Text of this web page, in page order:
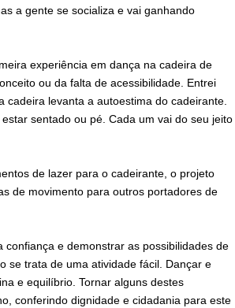
a gente se socializa e vai ganhando
experiência em dança na cadeira de
ou da falta de acessibilidade. Entrei
cadeira levanta a autoestima do cadeirante.
sentado ou pé. Cada um vai do seu jeito
de lazer para o cadeirante, o projeto
de movimento para outros portadores de
e demonstrar as possibilidades de
se trata de uma atividade fácil. Dançar e
e equilíbrio. Tornar alguns destes
conferindo dignidade e cidadania para este